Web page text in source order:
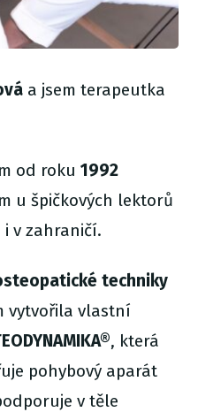
a jsem terapeutka
od roku1992
u špičkových lektorů
i v zahraničí.
techniky
vytvořila vlastní
, která
pohybový aparát
v těle